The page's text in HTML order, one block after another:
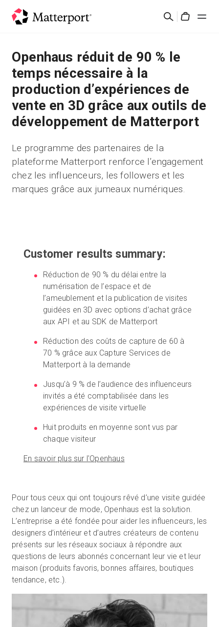
Rechercher
Solutions
Produits
Prix
Découvrez les nouveautés
Nous contacter
Essai gratuit
+33 1 85 65 09 33
Openhaus réduit de 90 % le
temps nécessaire à la
production d’expériences de
vente en 3D grâce aux outils de
développement de Matterport
Le programme des partenaires de la
plateforme Matterport renforce l’engagement
chez les influenceurs, les followers et les
marques grâce aux jumeaux numériques.
Customer results summary:
Réduction de 90 % du délai entre la
numérisation de l’espace et de
l’ameublement et la publication de visites
guidées en 3D avec options d’achat grâce
aux API et au SDK de Matterport
Réduction des coûts de capture de 60 à
70 % grâce aux Capture Services de
Matterport à la demande
Jusqu’à 9 % de l’audience des influenceurs
invités a été comptabilisée dans les
expériences de visite virtuelle
Huit produits en moyenne sont vus par
chaque visiteur
En savoir plus sur l'Openhaus
Pour tous ceux qui ont toujours rêvé d’une visite guidée
chez un lanceur de mode, Openhaus est la solution.
L’entreprise a été fondée pour aider les influenceurs, les
designers d’intérieur et d’autres créateurs de contenu
présents sur les réseaux sociaux à répondre aux
questions de leurs abonnés concernant leur vie et leur
maison (produits favoris, bonnes affaires, boutiques
tendance, etc.).